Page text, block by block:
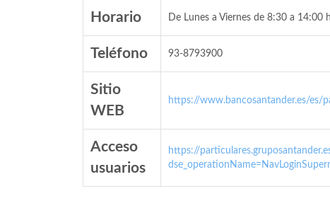
Horario De Lunes a Viernes de 8:30 a 14:00
Teléfono 93-8793900
Sitio
WEB
https://www.bancosantander.es/es/
Acceso
usuarios
https://